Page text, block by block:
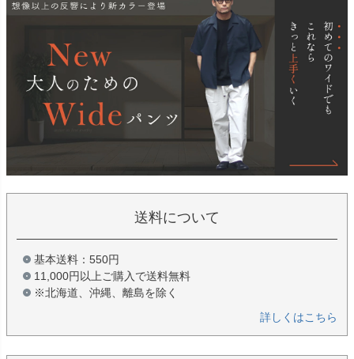
送料について
基本送料：550円
11,000円以上ご購入で送料無料
※北海道、沖縄、離島を除く
詳しくはこちら